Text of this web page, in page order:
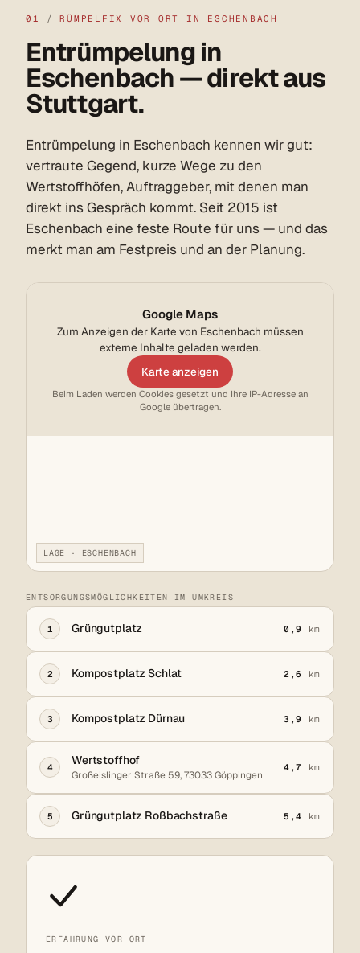
01 / RÜMPELFIX VOR ORT IN ESCHENBACH
Entrümpelung in
Eschenbach — direkt aus
Stuttgart.
Entrümpelung in Eschenbach kennen wir gut:
vertraute Gegend, kurze Wege zu den
Wertstoffhöfen, Auftraggeber, mit denen man
direkt ins Gespräch kommt. Seit 2015 ist
Eschenbach eine feste Route für uns — und das
merkt man am Festpreis und an der Planung.
Google Maps
Zum Anzeigen der Karte von Eschenbach müssen
externe Inhalte geladen werden.
Karte anzeigen
Beim Laden werden Cookies gesetzt und Ihre IP-Adresse an
Google übertragen.
LAGE · ESCHENBACH
ENTSORGUNGSMÖGLICHKEITEN IM UMKREIS
1 Grüngutplatz 0,9 km
2 Kompostplatz Schlat 2,6 km
3 Kompostplatz Dürnau 3,9 km
4
Wertstoffhof
Großeislinger Straße 59, 73033 Göppingen
4,7 km
5 Grüngutplatz Roßbachstraße 5,4 km
ERFAHRUNG VOR ORT